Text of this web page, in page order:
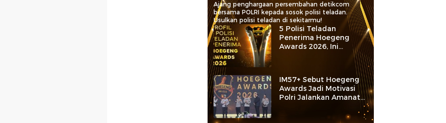
Ajang penghargaan persembahan detikcom
bersama POLRI kepada sosok polisi teladan.
Usulkan polisi teladan di sekitarmu!
5 Polisi Teladan
Penerima Hoegeng
Awards 2026, Ini
Kategori dan Kiprahnya
IM57+ Sebut Hoegeng
Awards Jadi Motivasi
Polri Jalankan Amanat